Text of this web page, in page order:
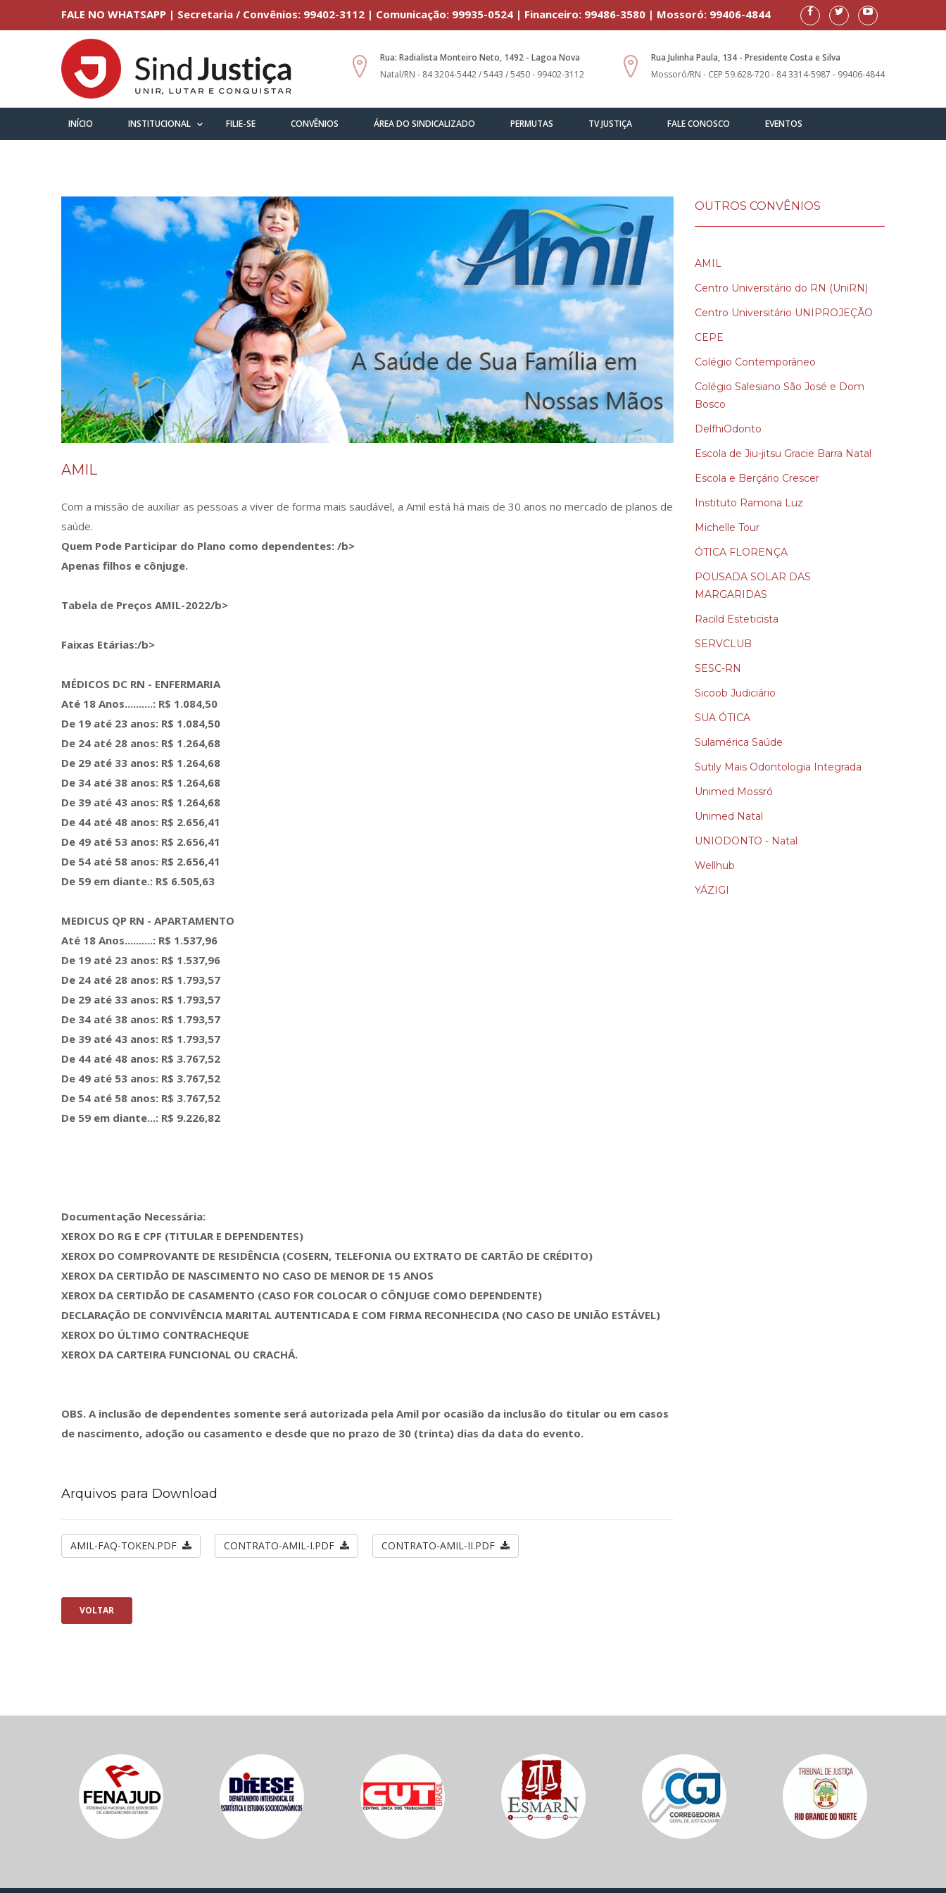
FALE NO WHATSAPP | Secretaria / Convênios: 99402-3112 | Comunicação: 99935-0524 | Financeiro: 99486-3580 | Mossoró: 99406-4844
Rua: Radialista Monteiro Neto, 1492 - Lagoa Nova
Natal/RN - 84 3204-5442 / 5443 / 5450 - 99402-3112
Rua Julinha Paula, 134 - Presidente Costa e Silva
Mossoró/RN - CEP 59.628-720 - 84 3314-5987 - 99406-4844
INÍCIO INSTITUCIONAL FILIE-SE CONVÊNIOS ÁREA DO SINDICALIZADO PERMUTAS TV JUSTIÇA FALE CONOSCO EVENTOS
AMIL
Com a missão de auxiliar as pessoas a viver de forma mais saudável, a Amil está há mais de 30 anos no mercado de planos de
saúde.
Quem Pode Participar do Plano como dependentes: ⁣/b>
Apenas filhos e cônjuge.
Tabela de Preços AMIL-2022⁣/b>
Faixas Etárias:⁣/b> ⁣
MÉDICOS DC RN - ENFERMARIA
Até 18 Anos..........: R$ 1.084,50
De 19 até 23 anos: R$ 1.084,50
De 24 até 28 anos: R$ 1.264,68
De 29 até 33 anos: R$ 1.264,68
De 34 até 38 anos: R$ 1.264,68
De 39 até 43 anos: R$ 1.264,68
De 44 até 48 anos: R$ 2.656,41
De 49 até 53 anos: R$ 2.656,41
De 54 até 58 anos: R$ 2.656,41
De 59 em diante.: R$ 6.505,63
MEDICUS QP RN - APARTAMENTO
Até 18 Anos..........: R$ 1.537,96
De 19 até 23 anos: R$ 1.537,96
De 24 até 28 anos: R$ 1.793,57
De 29 até 33 anos: R$ 1.793,57
De 34 até 38 anos: R$ 1.793,57
De 39 até 43 anos: R$ 1.793,57
De 44 até 48 anos: R$ 3.767,52
De 49 até 53 anos: R$ 3.767,52
De 54 até 58 anos: R$ 3.767,52
De 59 em diante...: R$ 9.226,82
Documentação Necessária:
XEROX DO RG E CPF (TITULAR E DEPENDENTES)
XEROX DO COMPROVANTE DE RESIDÊNCIA (COSERN, TELEFONIA OU EXTRATO DE CARTÃO DE CRÉDITO)
XEROX DA CERTIDÃO DE NASCIMENTO NO CASO DE MENOR DE 15 ANOS
XEROX DA CERTIDÃO DE CASAMENTO (CASO FOR COLOCAR O CÔNJUGE COMO DEPENDENTE)
DECLARAÇÃO DE CONVIVÊNCIA MARITAL AUTENTICADA E COM FIRMA RECONHECIDA (NO CASO DE UNIÃO ESTÁVEL)
XEROX DO ÚLTIMO CONTRACHEQUE
XEROX DA CARTEIRA FUNCIONAL OU CRACHÁ.
OBS. A inclusão de dependentes somente será autorizada pela Amil por ocasião da inclusão do titular ou em casos
de nascimento, adoção ou casamento e desde que no prazo de 30 (trinta) dias da data do evento.
Arquivos para Download
AMIL-FAQ-TOKEN.PDF CONTRATO-AMIL-I.PDF CONTRATO-AMIL-II.PDF
VOLTAR
OUTROS CONVÊNIOS
AMIL
Centro Universitário do RN (UniRN)
Centro Universitário UNIPROJEÇÃO
CEPE
Colégio Contemporâneo
Colégio Salesiano São José e Dom
Bosco
DelfhiOdonto
Escola de Jiu-jitsu Gracie Barra Natal
Escola e Berçário Crescer
Instituto Ramona Luz
Michelle Tour
ÓTICA FLORENÇA
POUSADA SOLAR DAS
MARGARIDAS
Racild Esteticista
SERVCLUB
SESC-RN
Sicoob Judiciário
SUA ÓTICA
Sulamérica Saúde
Sutily Mais Odontologia Integrada
Unimed Mossró
Unimed Natal
UNIODONTO - Natal
Wellhub
YÁZIGI